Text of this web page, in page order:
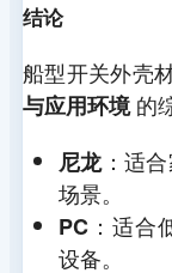
结论
船型开关外壳
与应用环境的
尼龙：适
场景。
PC ：适合
设备。